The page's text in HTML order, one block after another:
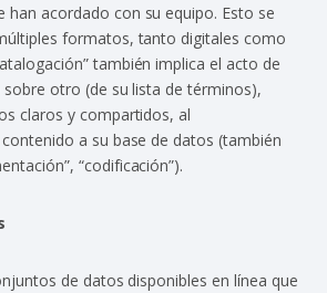
han acordado con su equipo. Esto se
formatos, tanto digitales como
también implica el acto de
otro (de su lista de términos),
claros y compartidos, al
a su base de datos (también
“codificación”).
de datos disponibles en línea que